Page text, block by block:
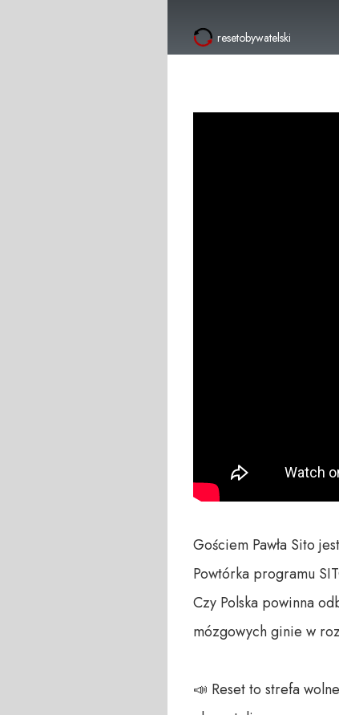
resetobywatelski
Gościem Pawła Sito
Powtórka programu
Czy Polska powinna
mózgowych ginie w
📣 Reset to strefa